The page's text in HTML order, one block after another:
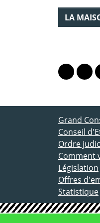
LA
Lien
ACCÈS
Grand
Conseil
Ordre
Comment
Législation
Offres
Statistique